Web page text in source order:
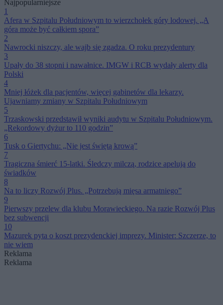
Najpopularniejsze
1
Afera w Szpitalu Południowym to wierzchołek góry lodowej. „A
góra może być całkiem spora”
2
Nawrocki niszczy, ale wajb się zgadza. O roku prezydentury
3
Upały do 38 stopni i nawałnice. IMGW i RCB wydały alerty dla
Polski
4
Mniej łóżek dla pacjentów, więcej gabinetów dla lekarzy.
Ujawniamy zmiany w Szpitalu Południowym
5
Trzaskowski przedstawił wyniki audytu w Szpitalu Południowym.
„Rekordowy dyżur to 110 godzin”
6
Tusk o Giertychu: „Nie jest świętą krową”
7
Tragiczna śmierć 15-latki. Śledczy milczą, rodzice apelują do
świadków
8
Na to liczy Rozwój Plus. „Potrzebują mięsa armatniego”
9
Pierwszy przelew dla klubu Morawieckiego. Na razie Rozwój Plus
bez subwencji
10
Mazurek pyta o koszt prezydenckiej imprezy. Minister: Szczerze, to
nie wiem
Reklama
Reklama